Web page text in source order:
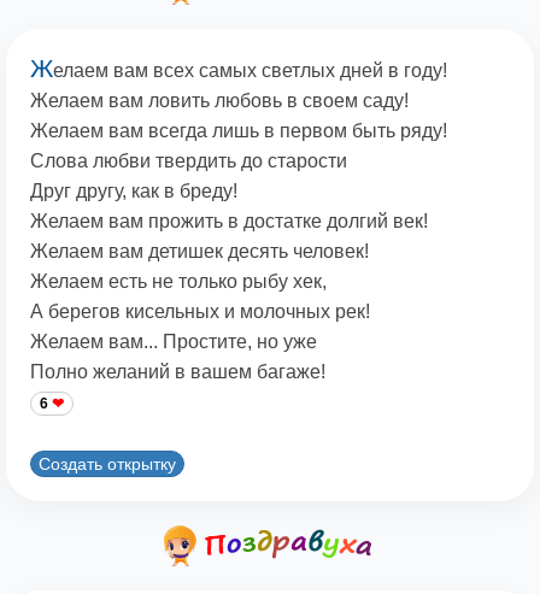
Желаем вам всех самых светлых дней в году!
Желаем вам ловить любовь в своем саду!
Желаем вам всегда лишь в первом быть ряду!
Слова любви твердить до старости
Друг другу, как в бреду!
Желаем вам прожить в достатке долгий век!
Желаем вам детишек десять человек!
Желаем есть не только рыбу хек,
А берегов кисельных и молочных рек!
Желаем вам... Простите, но уже
Полно желаний в вашем багаже!
6
Создать открытку